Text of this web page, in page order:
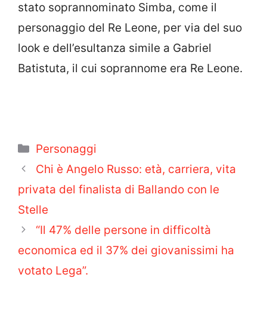
stato soprannominato Simba, come il
personaggio del Re Leone, per via del suo
look e dell’esultanza simile a Gabriel
Batistuta, il cui soprannome era Re Leone.
Categorie
Personaggi
Chi è Angelo Russo: età, carriera, vita
privata del finalista di Ballando con le
Stelle
“Il 47% delle persone in difficoltà
economica ed il 37% dei giovanissimi ha
votato Lega”.